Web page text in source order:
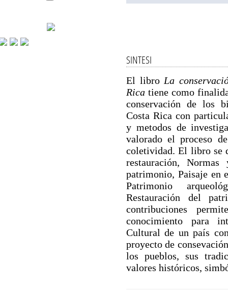
SINTESI
El libro La
Rica tiene como
conservación de los
Costa Rica con
y metodos de
valorado el proceso
coletividad. El libro se
restauración,
patrimonio, Paisaje en
Patrimonio
Restauración del
contribuciones
conocimiento para
Cultural de un país
proyecto de
los pueblos, sus
valores históricos,